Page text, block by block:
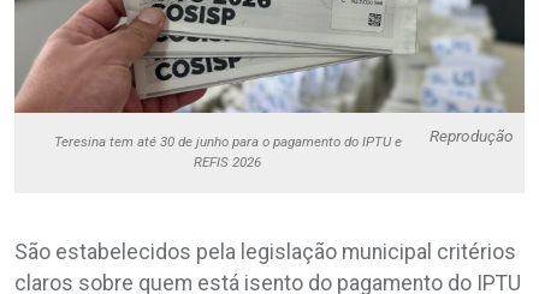
Teresina tem até 30 de junho para o pagamento do IPTU e
REFIS 2026
Reprodução
São estabelecidos pela legislação municipal critérios
claros sobre quem está isento do pagamento do IPTU